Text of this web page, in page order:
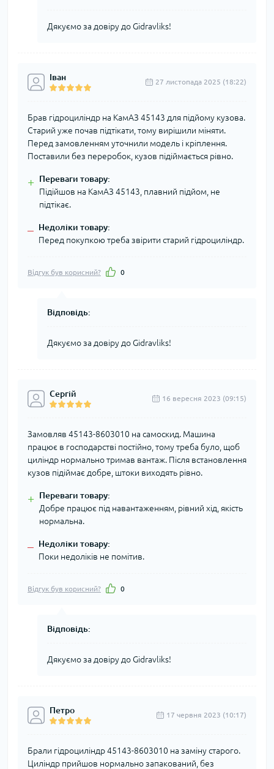
Дякуємо за довіру до Gidravliks!
Іван 27 листопада 2025 (18:22)
Брав гідроциліндр на КамАЗ 45143 для підйому кузова.
Старий уже почав підтікати, тому вирішили міняти.
Перед замовленням уточнили модель і кріплення.
Поставили без переробок, кузов підіймається рівно.
+ Переваги товару:
Підійшов на КамАЗ 45143, плавний підйом, не
підтікає.
– Недоліки товару:
Перед покупкою треба звірити старий гідроциліндр.
Відгук був корисний? 0
Відповідь:
Дякуємо за довіру до Gidravliks!
Сергій 16 вересня 2023 (09:15)
Замовляв 45143-8603010 на самоскид. Машина
працює в господарстві постійно, тому треба було, щоб
циліндр нормально тримав вантаж. Після встановлення
кузов підіймає добре, штоки виходять рівно.
+ Переваги товару:
Добре працює під навантаженням, рівний хід, якість
нормальна.
– Недоліки товару:
Поки недоліків не помітив.
Відгук був корисний? 0
Відповідь:
Дякуємо за довіру до Gidravliks!
Петро 17 червня 2023 (10:17)
Брали гідроциліндр 45143-8603010 на заміну старого.
Циліндр прийшов нормально запакований, без